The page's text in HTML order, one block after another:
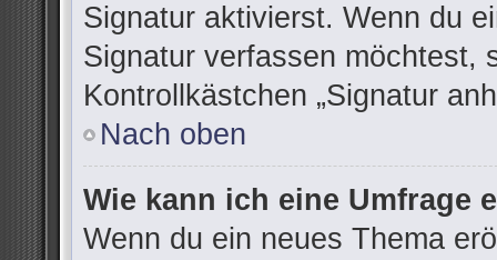
Signatur aktivierst. Wenn du
Signatur verfassen möchtest,
Kontrollkästchen „Signatur
Nach oben
Wie kann ich eine Umfrage
Wenn du ein neues Thema